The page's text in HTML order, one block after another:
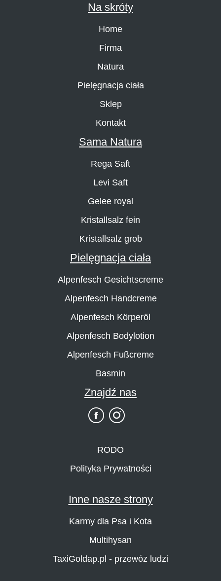
Na skróty
Home
Firma
Natura
Pielęgnacja ciała
Sklep
Kontakt
Sama Natura
Rega Saft
Levi Saft
Gelee royal
Kristallsalz fein
Kristallsalz grob
Pielęgnacja ciała
Alpenfesch Gesichtscreme
Alpenfesch Handcreme
Alpenfesch Körperöl
Alpenfesch Bodylotion
Alpenfesch Fußcreme
Basmin
Znajdź nas
RODO
Polityka Prywatności
Inne nasze strony
Karmy dla Psa i Kota
Multihysan
TaxiGoldap.pl - przewóz ludzi